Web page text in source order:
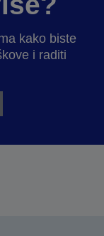
kako biste
i raditi